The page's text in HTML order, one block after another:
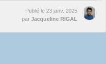
Publié le 23 janv. 2025
par Jacqueline RIGAL